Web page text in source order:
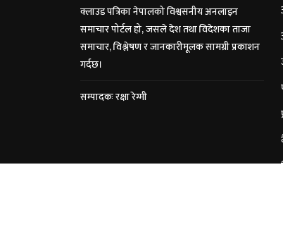
क्लाउड पत्रिका नेपालको विश्वसनीय अनलाइन
समाचार पोर्टल हो, जसले देश तथा विदेशका ताजा
समाचार, विश्लेषण र जानकारीमूलक सामग्री प्रकाशन
गर्दछ।
सम्पादकः रक्षा रेग्मी